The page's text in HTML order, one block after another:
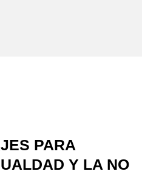
PARA
Y LA NO